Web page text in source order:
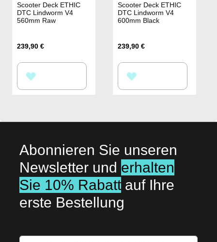
Scooter Deck ETHIC
DTC Lindworm V4
560mm Raw
239,90 €
WUNSCHLISTE
Scooter Deck ETHIC
DTC Lindworm V4
600mm Black
239,90 €
WUNSCHLISTE
Abonnieren Sie unseren
Newsletter und erhalten
Sie 10% Rabatt auf Ihre
erste Bestellung